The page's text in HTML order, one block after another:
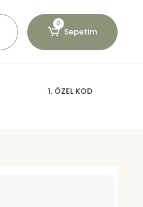
0
Sepetim
1. ÖZEL KOD